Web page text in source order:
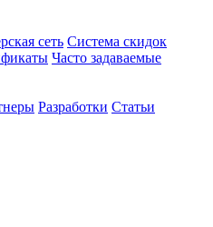
сеть Система скидок
Часто задаваемые
Разработки Статьи